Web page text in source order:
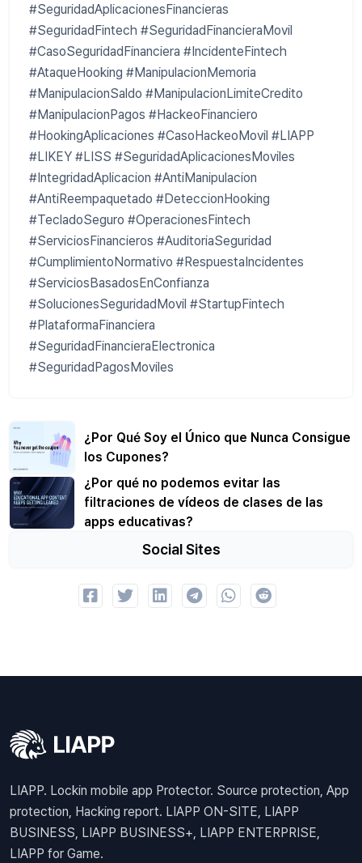
#SeguridadAplicacionesFinancieras
#SeguridadFintech #SeguridadFinancieraMovil
#CasoSeguridadFinanciera #IncidenteFintech
#AtaqueHooking #ManipulacionMemoria
#ManipulacionSaldo #ManipulacionLimiteCredito
#ManipulacionPagos #HackeoFinanciero
#HookingAplicaciones #CasoHackeoMovil #LIAPP
#LIKEY #LISS #SeguridadAplicacionesMoviles
#IntegridadAplicacion #AntiManipulacion
#AntiReempaquetado #DeteccionHooking
#TecladoSeguro #OperacionesFintech
#ServiciosFinancieros #AuditoriaSeguridad
#CumplimientoNormativo #RespuestaIncidentes
#ServiciosBasadosEnConfianza
#SolucionesSeguridadMovil #StartupFintech
#PlataformaFinanciera
#SeguridadFinancieraElectronica
#SeguridadPagosMoviles
¿Por Qué Soy el Único que Nunca Consigue
los Cupones?
¿Por qué no podemos evitar las
filtraciones de vídeos de clases de las
apps educativas?
Social Sites
LIAPP. Lockin mobile app Protector. Source protection, App
protection, Hacking report. LIAPP ON-SITE, LIAPP
BUSINESS, LIAPP BUSINESS+, LIAPP ENTERPRISE,
LIAPP for Game.